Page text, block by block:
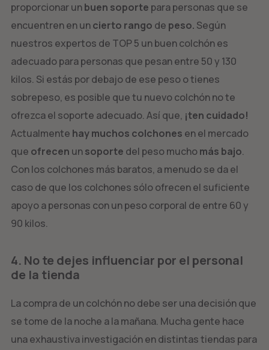
proporcionar unbuen soporte para personas que se
encuentren en uncierto rango de peso. Según
nuestros expertos de TOP 5 un buen colchón es
adecuado para personas que pesan entre 50 y 130
kilos. Si estás por debajo de ese peso o tienes
sobrepeso, es posible que tu nuevo colchón no te
ofrezca el soporte adecuado. Así que, ¡ten cuidado!
Actualmente hay muchos colchones en el mercado
que ofrecen unsoporte del peso muchomás bajo.
Con los colchones más baratos, a menudo se da el
caso de que los colchones sólo ofrecen el suficiente
apoyo a personas con un peso corporal de entre 60 y
90 kilos.
4. No te dejes influenciar por el personal
de la tienda
La compra de un colchón no debe ser una decisión que
se tome de la noche a la mañana. Mucha gente hace
una exhaustiva investigación en distintas tiendas para